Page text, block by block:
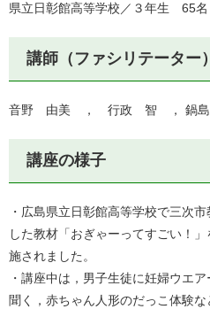
県立日彰館高等学校／３年生 65名
講師（ファシリテーター）
音野 由美 ， 行政 智 ， 鍋島
講座の様子
・広島県立日彰館高等学校で三次
した教材「おぎゃーってすごい！
施されました。
・講座中は，男子生徒に妊婦ウエ
聞く，赤ちゃん人形のだっこ体験な